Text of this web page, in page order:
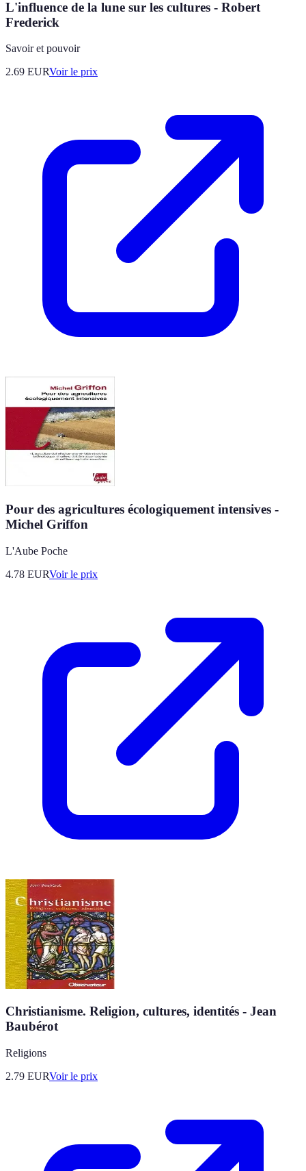
L'influence de la lune sur les cultures - Robert
Frederick
Savoir et pouvoir
2.69 EURVoir le prix
Pour des agricultures écologiquement intensives -
Michel Griffon
L'Aube Poche
4.78 EURVoir le prix
Christianisme. Religion, cultures, identités - Jean
Baubérot
Religions
2.79 EURVoir le prix